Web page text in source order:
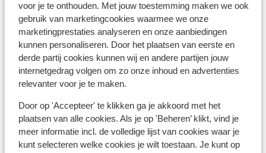
voor je te onthouden. Met jouw toestemming maken we ook
gebruik van marketingcookies waarmee we onze
marketingprestaties analyseren en onze aanbiedingen
kunnen personaliseren. Door het plaatsen van eerste en
derde partij cookies kunnen wij en andere partijen jouw
internetgedrag volgen om zo onze inhoud en advertenties
relevanter voor je te maken.
Door op 'Accepteer' te klikken ga je akkoord met het
plaatsen van alle cookies. Als je op 'Beheren’ klikt, vind je
meer informatie incl. de volledige lijst van cookies waar je
kunt selecteren welke cookies je wilt toestaan. Je kunt op
- Belgische identiteitskaart of Belgisch internationaal
reispaspoort.
- Voor kinderen jonger dan 12 jaar is de Kids-ID
verplicht.
- De reisdocumenten dienen geldig te zijn voor de
gehele duur van het verblijf in Spanje.
- Indien je geen Belgische nationaliteit hebt, raden we je
aan om contact op te nemen met je ambassade of
consulaat.
- Het over de juiste en geldige reisdocumenten
beschikken, is te allen tijde jouw eigen